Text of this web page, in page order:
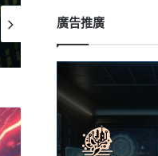
05-01
廣告推廣